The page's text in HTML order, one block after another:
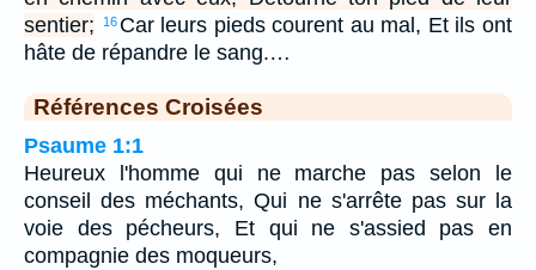
sentier;
16 Car leurs pieds courent au mal, Et ils ont
hâte de répandre le sang.…
Références Croisées
Psaume 1:1
Heureux l'homme qui ne marche pas selon le
conseil des méchants, Qui ne s'arrête pas sur la
voie des pécheurs, Et qui ne s'assied pas en
compagnie des moqueurs,